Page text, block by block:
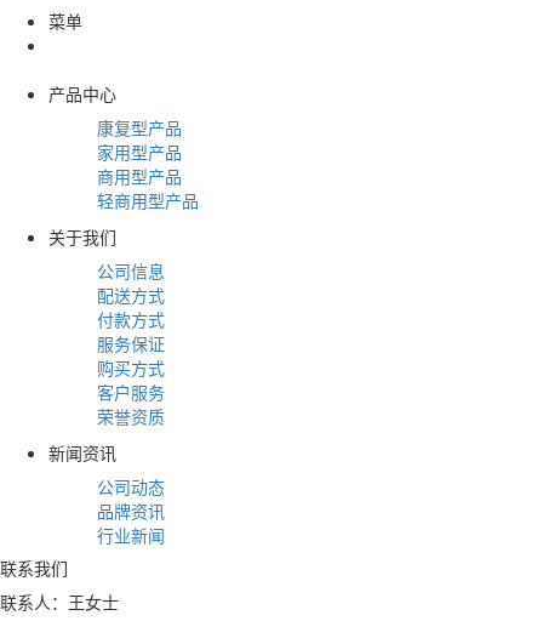
菜单
产品中心
康复型产品
家用型产品
商用型产品
轻商用型产品
关于我们
公司信息
配送方式
付款方式
服务保证
购买方式
客户服务
荣誉资质
新闻资讯
公司动态
品牌资讯
行业新闻
联系我们
联系人：王女士